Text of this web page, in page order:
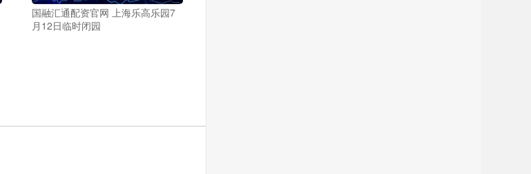
国融汇通配资官网 上海乐高乐园7
月12日临时闭园